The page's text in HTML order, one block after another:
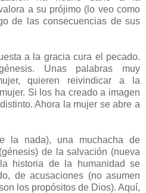
a su prójimo (lo veo como
de las consecuencias de sus
a la gracia cura el pecado.
Unas palabras muy
quieren reivindicar a la
Si los ha creado a imagen
Ahora la mujer se abre a
la nada), una muchacha de
de la salvación (nueva
historia de la humanidad se
de acusaciones (no asumen
los propósitos de Dios). Aquí,